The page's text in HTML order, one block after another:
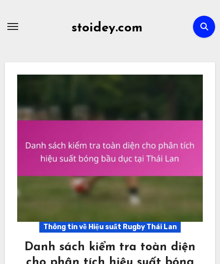
stoidey.com
Thông tin về Hiệu suất Rugby Thái Lan
Danh sách kiểm tra toàn diện